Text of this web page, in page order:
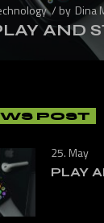
by Dina
AND
POST
25. May
PLAY